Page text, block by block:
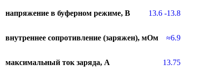
напряжение в буферном режиме, В 13.6 -13.8
внутреннее сопротивление (заряжен), мОм ≈6.9
максимальный ток заряда, A 13.75